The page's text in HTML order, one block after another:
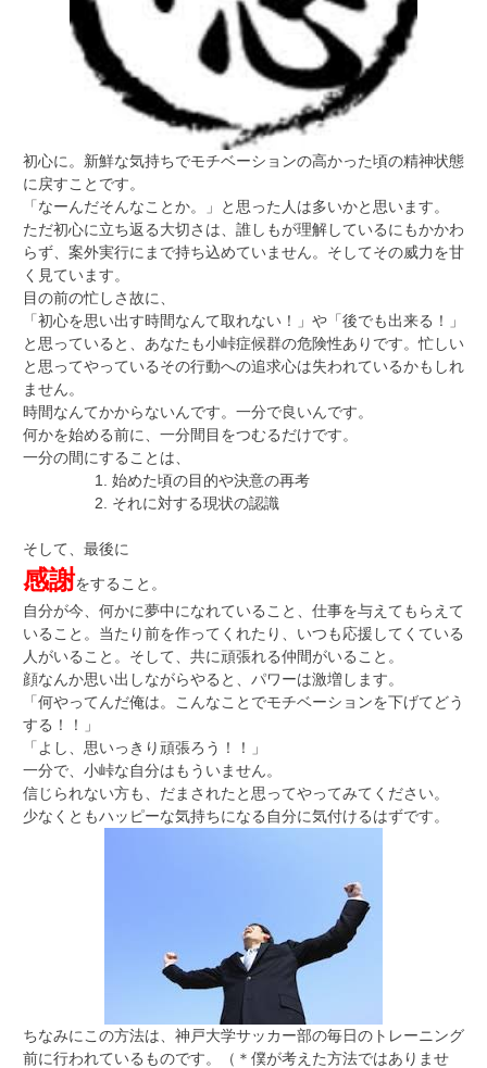
初心に。新鮮な気持ちでモチベーションの高かった頃の精神状態
に戻すことです。
「なーんだそんなことか。」と思った人は多いかと思います。
ただ初心に立ち返る大切さは、誰しもが理解しているにもかかわ
らず、案外実行にまで持ち込めていません。そしてその威力を甘
く見ています。
目の前の忙しさ故に、
「初心を思い出す時間なんて取れない！」や「後でも出来る！」
と思っていると、あなたも小峠症候群の危険性ありです。忙しい
と思ってやっているその行動への追求心は失われているかもしれ
ません。
時間なんてかからないんです。一分で良いんです。
何かを始める前に、一分間目をつむるだけです。
一分の間にすることは、
始めた頃の目的や決意の再考
それに対する現状の認識
そして、最後に
感謝をすること。
自分が今、何かに夢中になれていること、仕事を与えてもらえて
いること。当たり前を作ってくれたり、いつも応援してくている
人がいること。そして、共に頑張れる仲間がいること。
顔なんか思い出しながらやると、パワーは激増します。
「何やってんだ俺は。こんなことでモチベーションを下げてどう
する！！」
「よし、思いっきり頑張ろう！！」
一分で、小峠な自分はもういません。
信じられない方も、だまされたと思ってやってみてください。
少なくともハッピーな気持ちになる自分に気付けるはずです。
ちなみにこの方法は、神戸大学サッカー部の毎日のトレーニング
前に行われているものです。（＊僕が考えた方法ではありませ